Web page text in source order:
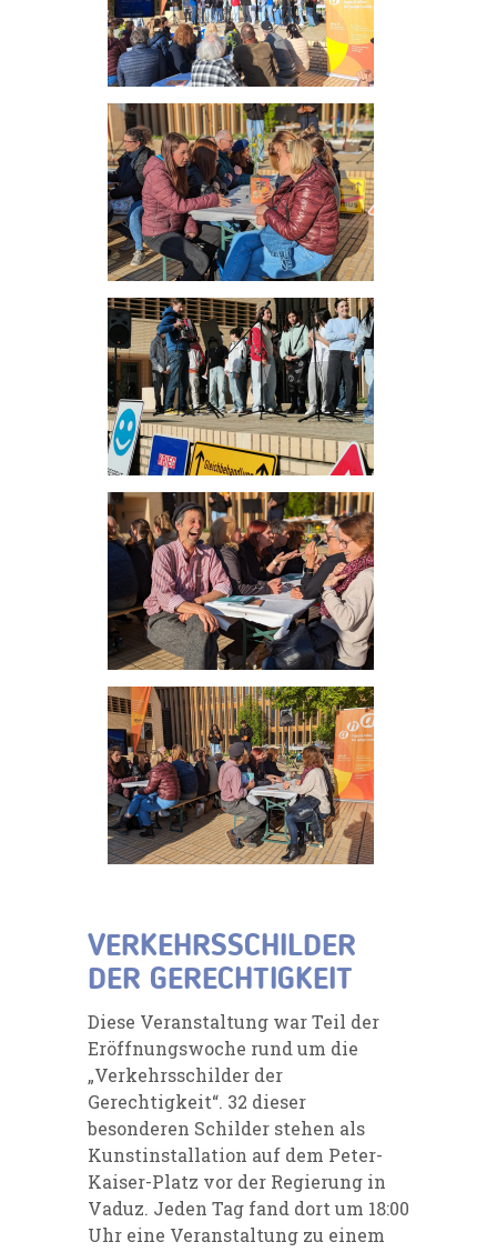
VERKEHRSSCHILDER
DER GERECHTIGKEIT
Diese Veranstaltung war Teil der
Eröffnungswoche rund um die
„Verkehrsschilder der
Gerechtigkeit“. 32 dieser
besonderen Schilder stehen als
Kunstinstallation auf dem Peter-
Kaiser-Platz vor der Regierung in
Vaduz. Jeden Tag fand dort um 18:00
Uhr eine Veranstaltung zu einem